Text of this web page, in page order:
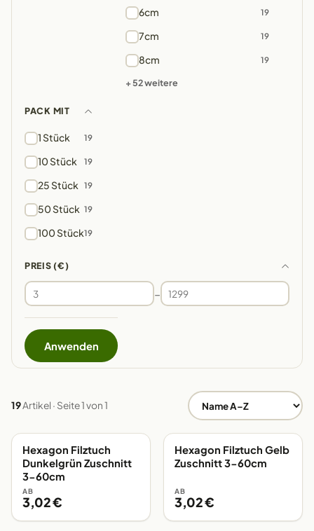
6cm 19
7cm 19
8cm 19
+ 52 weitere
PACK MIT
1 Stück 19
10 Stück 19
25 Stück 19
50 Stück 19
100 Stück19
PREIS (€)
–
Anwenden
19Artikel · Seite 1 von 1
EIGENE FERTIGUNG
Hexagon Filztuch
Dunkelgrün Zuschnitt
3-60cm
AB
3,02 €
EIGENE FERTIGUNG
Hexagon Filztuch Gelb
Zuschnitt 3-60cm
AB
3,02 €